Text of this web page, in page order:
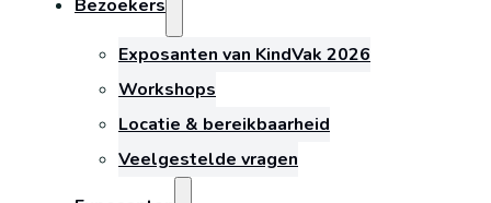
Bezoekers
Exposanten van KindVak 2026
Workshops
Locatie & bereikbaarheid
Veelgestelde vragen